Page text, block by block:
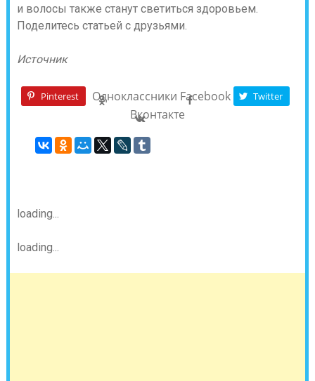
и волосы также станут светиться здоровьем.
Поделитесь статьей с друзьями.
Источник
Pinterest Одноклассники Facebook Twitter
Вконтакте
loading...
loading...